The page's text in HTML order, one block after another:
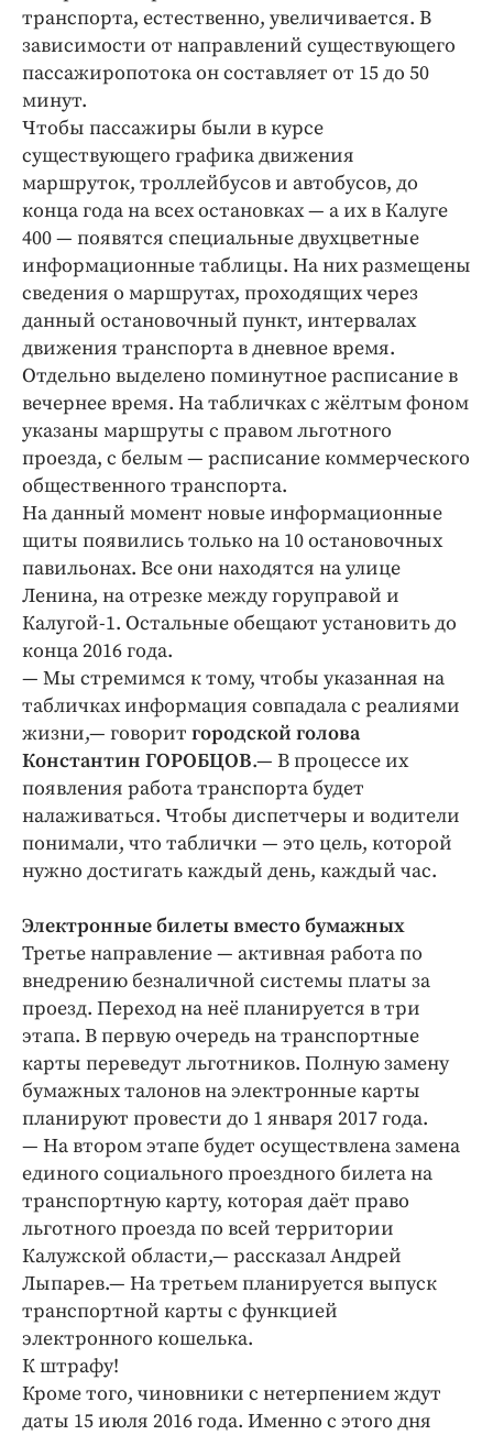
транспорта, естественно, увеличивается. В
зависимости от направлений существующего
пассажиропотока он составляет от 15 до 50
минут.
Чтобы пассажиры были в курсе
существующего графика движения
маршруток, троллейбусов и автобусов, до
конца года на всех остановках — а их в Калуге
400 — появятся специальные двухцветные
информационные таблицы. На них размещены
сведения о маршрутах, проходящих через
данный остановочный пункт, интервалах
движения транспорта в дневное время.
Отдельно выделено поминутное расписание в
вечернее время. На табличках с жёлтым фоном
указаны маршруты с правом льготного
проезда, с белым — расписание коммерческого
общественного транспорта.
На данный момент новые информационные
щиты появились только на 10 остановочных
павильонах. Все они находятся на улице
Ленина, на отрезке между горуправой и
Калугой-1. Остальные обещают установить до
конца 2016 года.
— Мы стремимся к тому, чтобы указанная на
табличках информация совпадала с реалиями
жизни,— говорит городской голова
Константин ГОРОБЦОВ.— В процессе их
появления работа транспорта будет
налаживаться. Чтобы диспетчеры и водители
понимали, что таблички — это цель, которой
нужно достигать каждый день, каждый час.
Электронные билеты вместо бумажных
Третье направление — активная работа по
внедрению безналичной системы платы за
проезд. Переход на неё планируется в три
этапа. В первую очередь на транспортные
карты переведут льготников. Полную замену
бумажных талонов на электронные карты
планируют провести до 1 января 2017 года.
— На втором этапе будет осуществлена замена
единого социального проездного билета на
транспортную карту, которая даёт право
льготного проезда по всей территории
Калужской области,— рассказал Андрей
Лыпарев.— На третьем планируется выпуск
транспортной карты с функцией
электронного кошелька.
К штрафу!
Кроме того, чиновники с нетерпением ждут
даты 15 июля 2016 года. Именно с этого дня